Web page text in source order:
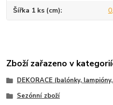
Šířka 1 ks (cm)
Zboží zařazeno v
DEKORACE (balónky,
Sezónní zboží